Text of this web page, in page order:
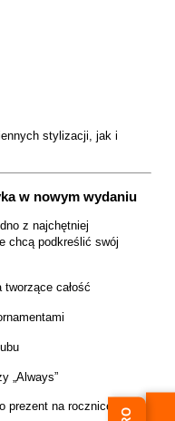
stylizacji, jak i
w nowym wydaniu
z najchętniej
chcą podkreślić swój
całość
„Always”
prezent na rocznicę lub